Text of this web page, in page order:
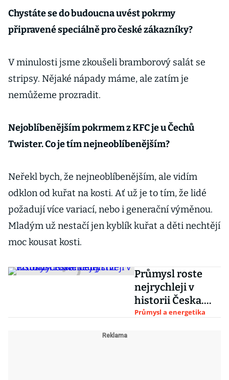
Chystáte se do budoucna uvést pokrmy
připravené speciálně pro české zákazníky?
V minulosti jsme zkoušeli bramborový salát se
stripsy. Nějaké nápady máme, ale zatím je
nemůžeme prozradit.
Nejoblíbenějším pokrmem z KFC je u Čechů
Twister. Co je tím nejneoblíbenějším?
Neřekl bych, že nejneoblíbenějším, ale vidím
odklon od kuřat na kosti. Ať už je to tím, že lidé
požadují více variací, nebo i generační výměnou.
Mladým už nestačí jen kyblík kuřat a děti nechtějí
moc kousat kosti.
Průmysl roste
nejrychleji v
historii Česka.
Ceny vzrostly i v
Průmysl a energetika